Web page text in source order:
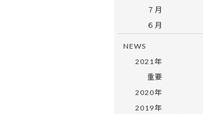
７月
６月
NEWS
2021年
重要
2020年
2019年